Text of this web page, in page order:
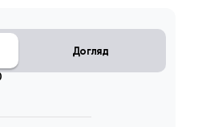
Догляд